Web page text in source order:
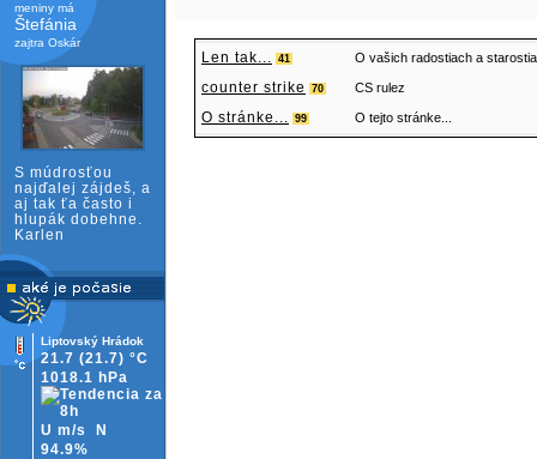
meniny má
Štefánia
zajtra Oskár
S múdrosťou
najďalej zájdeš, a
aj tak ťa často i
hlupák dobehne.
Karlen
Liptovský Hrádok
21.7 (21.7) °C
1018.1 hPa
U m/s
N
94.9%
Len tak... 41 O vašich radostiach a
counter strike 70 CS rulez
O stránke... 99 O tejto stránke...